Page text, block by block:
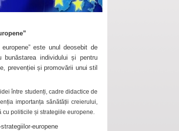
este unul deosebit de
individului și pentru
prevenției și promovării unui stil
între studenți, cadre didactice de
importanța sănătății creierului,
cu politicile și strategiile europene.
europene